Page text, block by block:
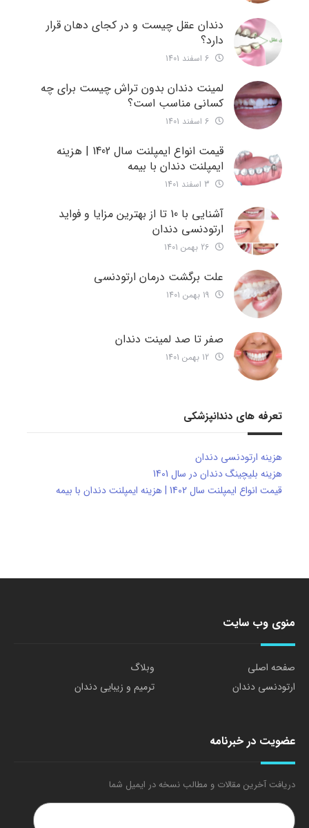
دندان عقل چیست و در کجای دهان قرار
دارد؟
لمینت دندان بدون تراش چیست برای چه
کسانی مناسب است؟
قیمت انواع ایمپلنت سال 1402 | هزینه
ایمپلنت دندان با بیمه
آشنایی با 10 تا از بهترین مزایا و فواید
ارتودنسی دندان
علت برگشت درمان ارتودنسی
صفر تا صد لمینت دندان
تعرفه های دندانپزشکی
هزینه ارتودنسی دندان
هزینه بلیچینگ دندان در سال 1401
قیمت انواع ایمپلنت سال 1402 | هزینه ایمپلنت دندان با بیمه
منوی وب سایت
صفحه اصلی
وبلاگ
ارتودنسی دندان
ترمیم و زیبایی دندان
عضویت در خبرنامه
دریافت آخرین مقالات و مطالب نسخه در ایمیل شما